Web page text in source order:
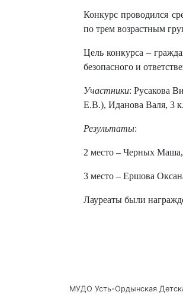
Конкурс проводился
по трем возрастным
Цель конкурса –
безопасного и
Участники: Русакова
Е.В.), Иданова Валя, 3
Результаты:
2 место – Черных Маша,
3 место – Ершова
Лауреаты были
МУДО Усть-Ордынская